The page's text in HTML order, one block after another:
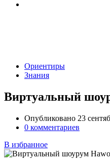
Ориентиры
Знания
Виртуальный
Опубликовано 23
0 комментариев
В избранное